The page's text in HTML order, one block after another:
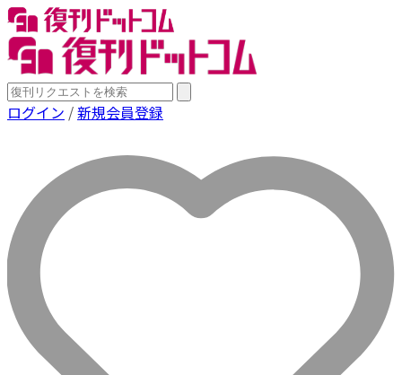
ログイン /新規会員登録